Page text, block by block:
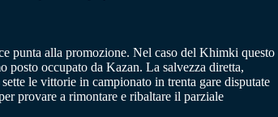
punta alla promozione. Nel caso del Khimki questo
posto occupato da Kazan. La salvezza diretta,
le vittorie in campionato in trenta gare disputate
provare a rimontare e ribaltare il parziale